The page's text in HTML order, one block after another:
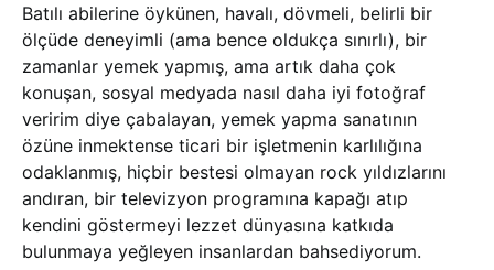
Batılı abilerine öykünen, havalı, dövmeli, belirli bir
ölçüde deneyimli (ama bence oldukça sınırlı), bir
zamanlar yemek yapmış, ama artık daha çok
konuşan, sosyal medyada nasıl daha iyi fotoğraf
veririm diye çabalayan, yemek yapma sanatının
özüne inmektense ticari bir işletmenin karlılığına
odaklanmış, hiçbir bestesi olmayan rock yıldızlarını
andıran, bir televizyon programına kapağı atıp
kendini göstermeyi lezzet dünyasına katkıda
bulunmaya yeğleyen insanlardan bahsediyorum.